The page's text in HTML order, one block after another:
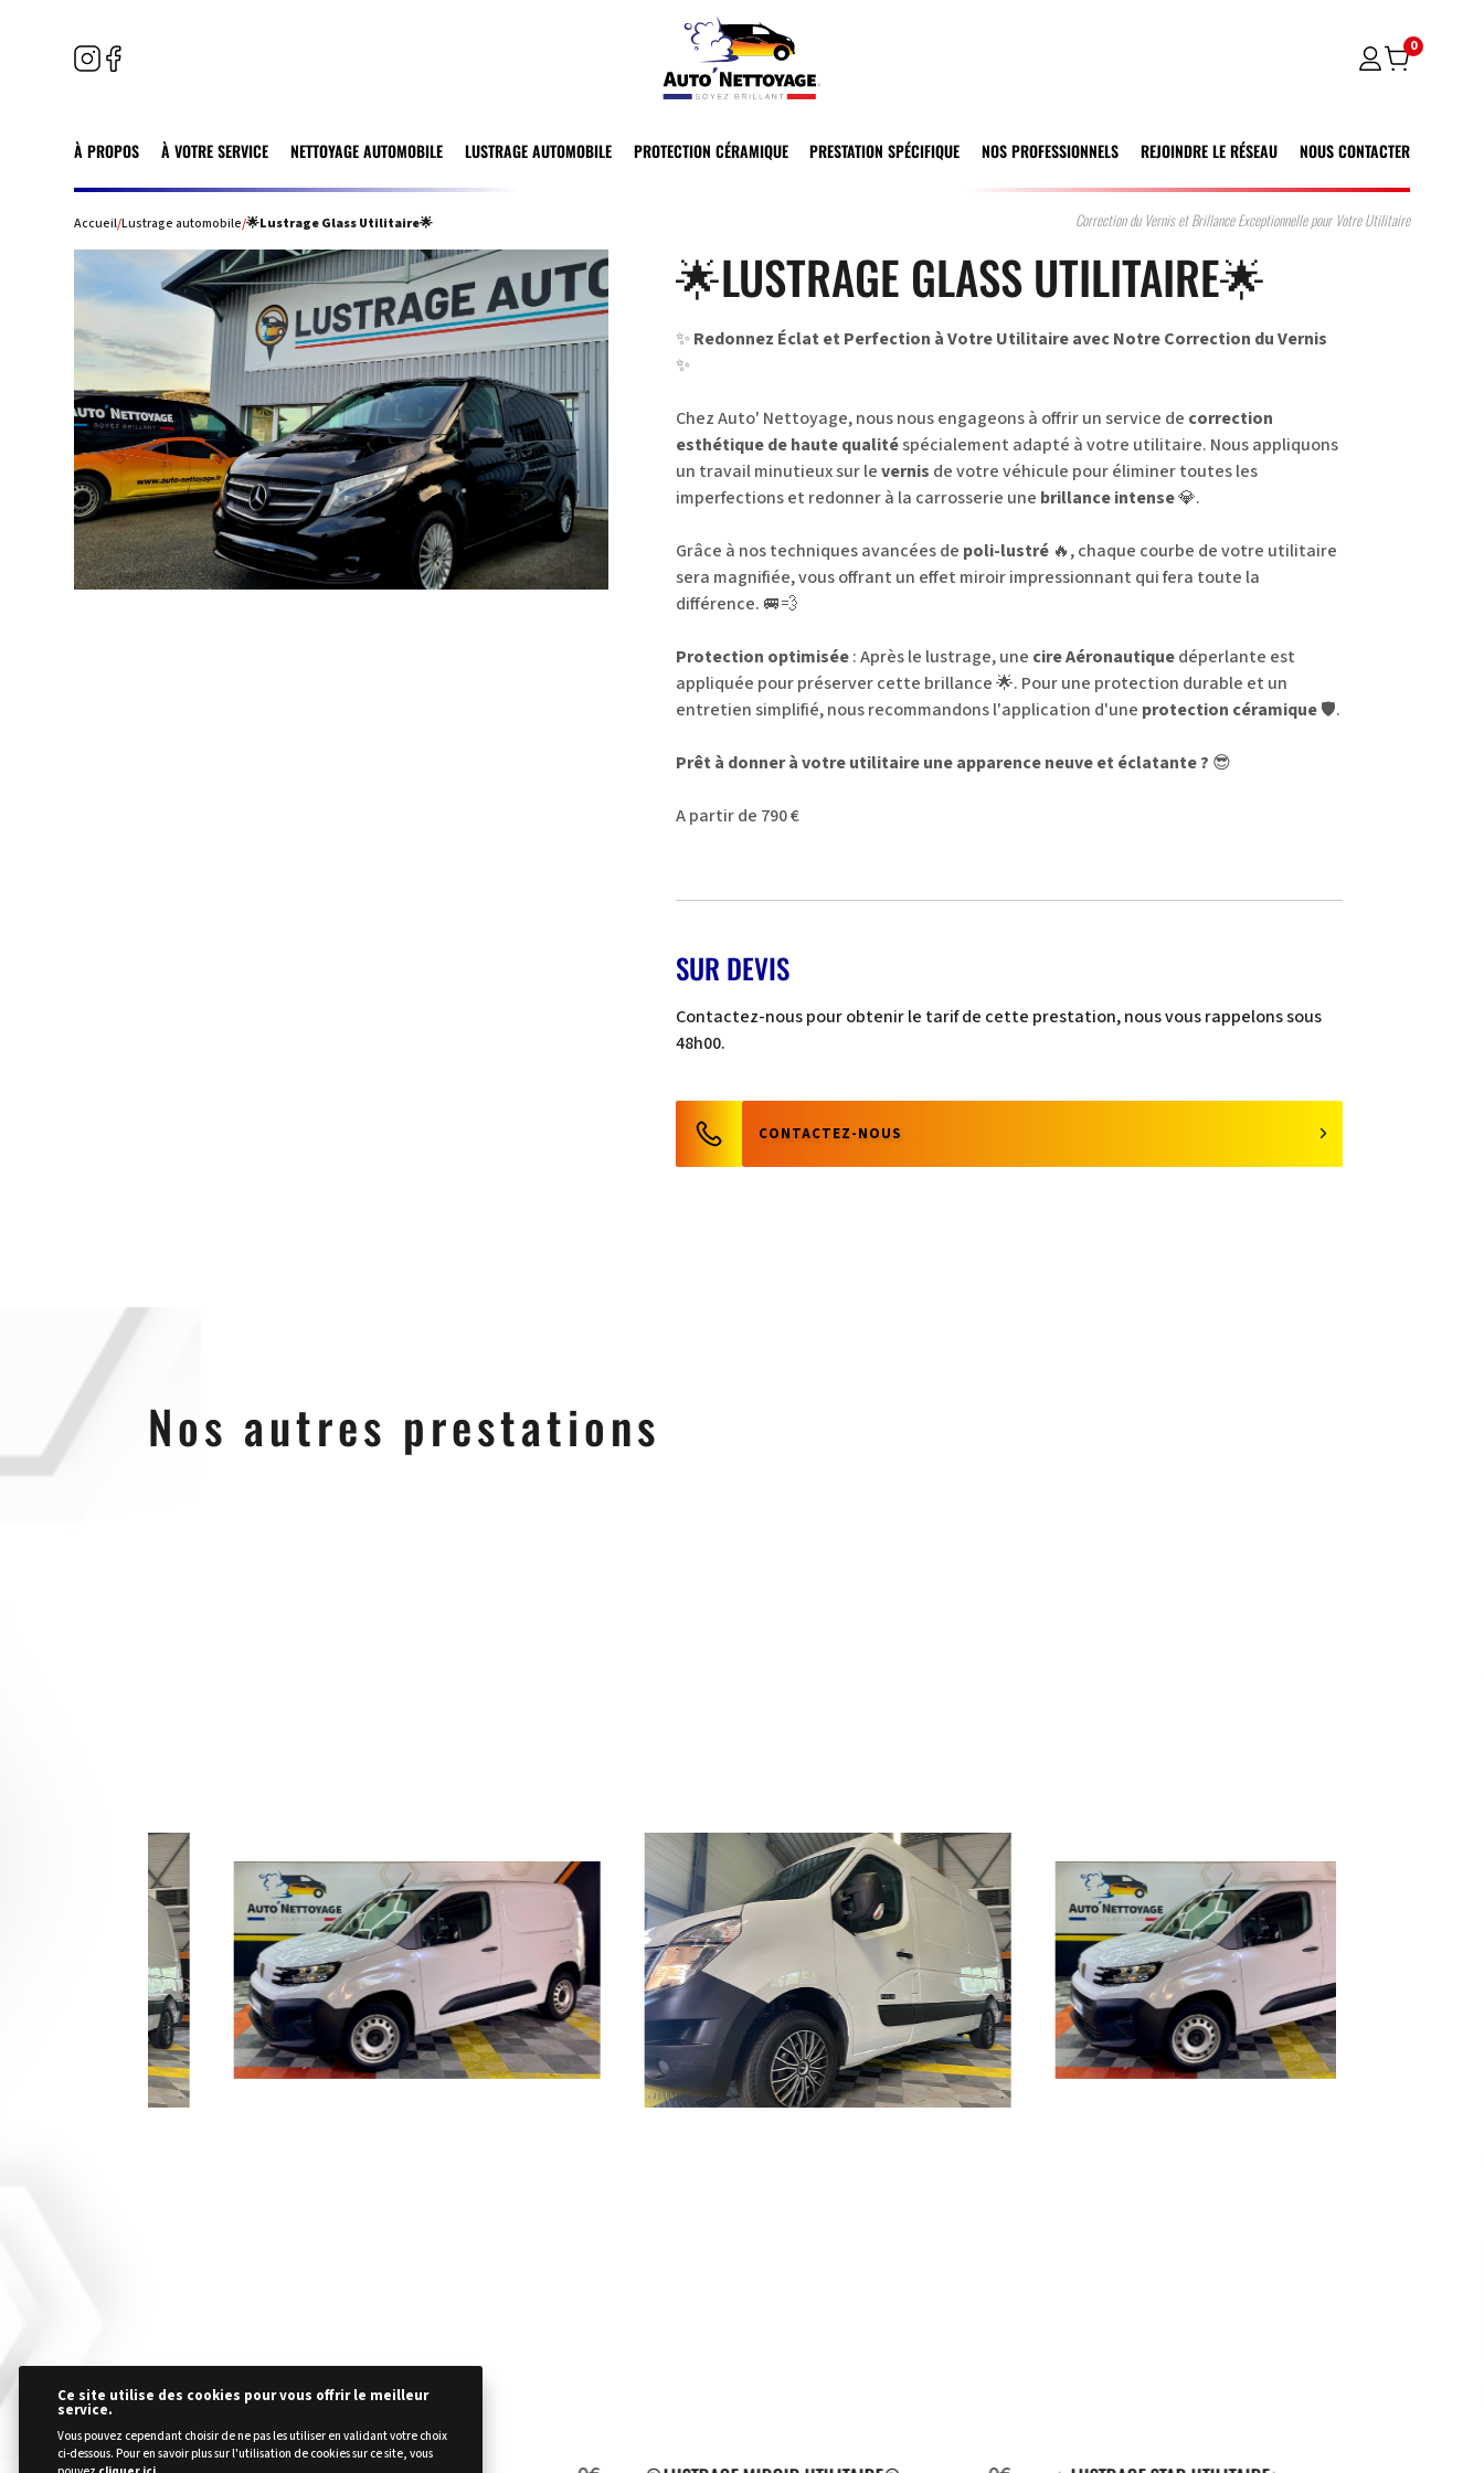
0
À PROPOS À VOTRE SERVICE NETTOYAGE AUTOMOBILE LUSTRAGE AUTOMOBILE PROTECTION CÉRAMIQUE PRESTATION SPÉCIFIQUE NOS PROFESSIONNELS REJOINDRE LE RÉSEAU NOUS CONTACTER
Accueil/Lustrage automobile/🌟Lustrage Glass Utilitaire🌟 Correction du Vernis et Brillance Exceptionnelle pour Votre Utilitaire
🌟LUSTRAGE GLASS UTILITAIRE🌟
✨ Redonnez Éclat et Perfection à Votre Utilitaire avec Notre Correction du Vernis
✨
Chez Auto' Nettoyage, nous nous engageons à offrir un service de correction
esthétique de haute qualitéspécialement adapté à votre utilitaire. Nous appliquons
un travail minutieux sur levernis de votre véhicule pour éliminer toutes les
imperfections et redonner à la carrosserie une brillance intense💎.
Grâce à nos techniques avancées de poli-lustré🔥, chaque courbe de votre utilitaire
sera magnifiée, vous offrant un effet miroir impressionnant qui fera toute la
différence. 🚐💨
Protection optimisée: Après le lustrage, une cire Aéronautiquedéperlante est
appliquée pour préserver cette brillance 🌟. Pour une protection durable et un
entretien simplifié, nous recommandons l'application d'une protection céramique🛡️.
Prêt à donner à votre utilitaire une apparence neuve et éclatante ? 😎
A partir de 790 €
SUR DEVIS
Contactez-nous pour obtenir le tarif de cette prestation, nous vous rappelons sous
48h00.
CONTACTEZ-NOUS
Nos autres prestations
Ce site utilise des cookies pour vous offrir le meilleur
service.
Vous pouvez cependant choisir de ne pas les utiliser en validant votre choix
ci-dessous. Pour en savoir plus sur l'utilisation de cookies sur ce site, vous